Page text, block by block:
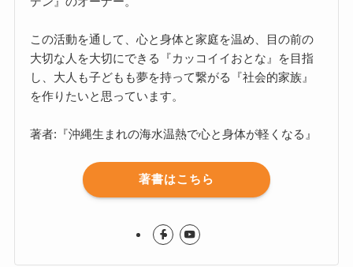
この活動を通して、心と身体と家庭を温め、目の前の
大切な人を大切にできる『カッコイイおとな』を目指
し、大人も子どもも夢を持って繋がる『社会的家族』
を作りたいと思っています。
著者:『沖縄生まれの海水温熱で心と身体が軽くなる』
著書はこちら